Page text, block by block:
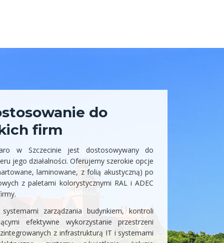
do
firm
w Szczecinie jest dostosowywany do
jego działalności. Oferujemy szerokie opcje
laminowane, z folią akustyczną) po
z paletami kolorystycznymi RAL i ADEC
zarządzania budynkiem, kontroli
efektywne wykorzystanie przestrzeni
z infrastrukturą IT i systemami